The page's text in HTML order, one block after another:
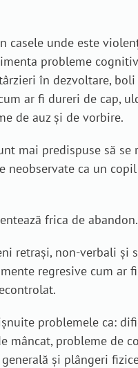
casele unde este
probleme
în dezvoltare,
ar fi dureri de cap,
de auz și de vorbire.
mai predispuse să se
neobservate ca un
frica de abandon.
retrași, non-verbali și
regresive cum ar
problemele ca:
mâncat, probleme de
și plângeri